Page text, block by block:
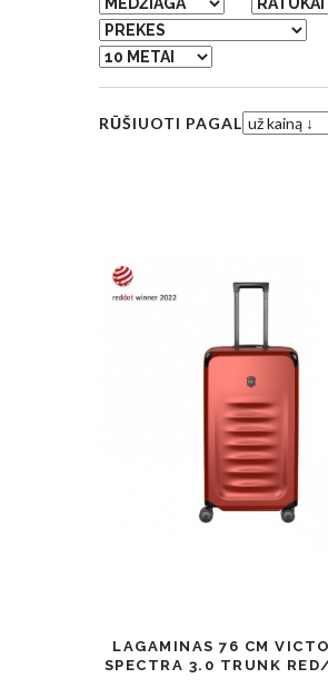
RŪŠIUOTI PAGAL
LAGAMINAS 76 СМ
SPECTRA 3.0 TRUNK